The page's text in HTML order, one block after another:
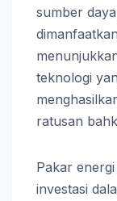
sumber
teknologi
ratusan
Pakar
investasi